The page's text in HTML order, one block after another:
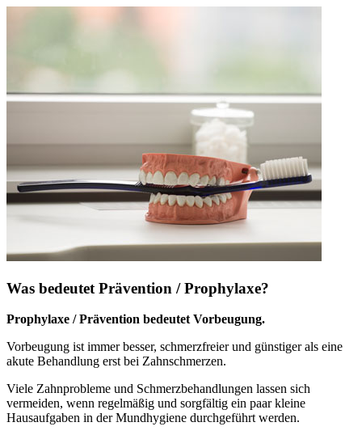
Was bedeutet Prävention / Prophylaxe?
Prophylaxe / Prävention bedeutet Vorbeugung.
Vorbeugung ist immer besser, schmerzfreier und günstiger als eine
akute Behandlung erst bei Zahnschmerzen.
Viele Zahnprobleme und Schmerzbehandlungen lassen sich
vermeiden, wenn regelmäßig und sorgfältig ein paar kleine
Hausaufgaben in der Mundhygiene durchgeführt werden.